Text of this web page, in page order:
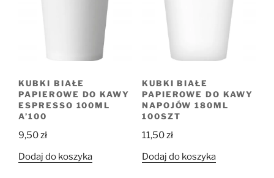
KUBKI BIAŁE
PAPIEROWE DO KAWY
ESPRESSO 100ML
A’100
9,50zł
Dodaj do koszyka
KUBKI BIAŁE
PAPIEROWE DO KAWY
NAPOJÓW 180ML
100SZT
11,50zł
Dodaj do koszyka